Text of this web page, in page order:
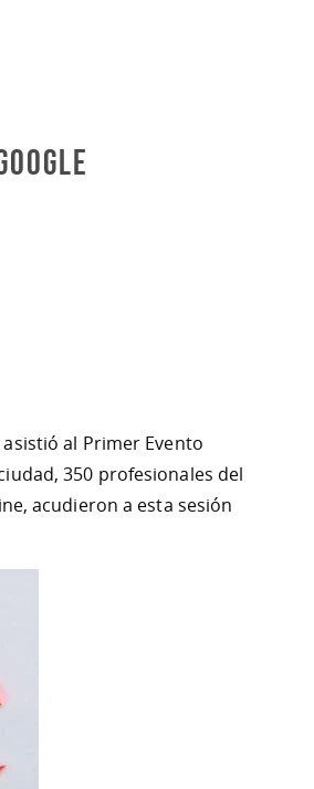
al Primer Evento
350 profesionales del
acudieron a esta sesión